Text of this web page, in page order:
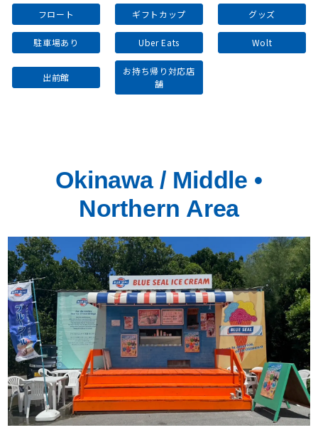
フロート ギフトカップ グッズ
駐車場あり Uber Eats Wolt
出前館
お持ち帰り対応店
舗
Okinawa / Middle •
Northern Area